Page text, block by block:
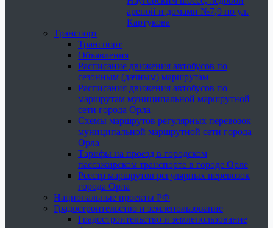
ареной и домами №7,9 по ул.
Картукова
Транспорт
Транспорт
Объявления
Расписание движения автобусов по
сезонным (дачным) маршрутам
Расписания движения автобусов по
маршрутам муниципальной маршрутной
сети города Орла
Схемы маршрутов регулярных перевозок
муниципальной маршрутной сети города
Орла
Тарифы на проезд в городском
пассажирском транспорте в городе Орле
Реестр маршрутов регулярных перевозок
города Орла
Национальные проекты РФ
Градостроительство и землепользование
Градостроительство и землепользование